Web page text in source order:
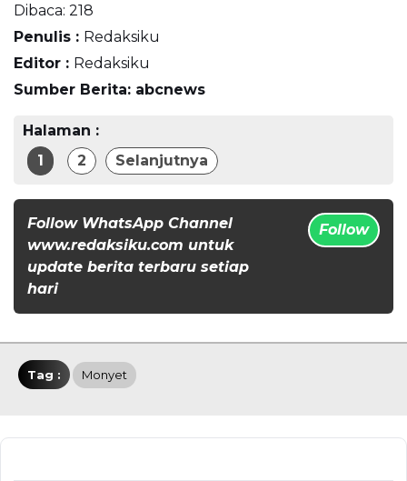
Dibaca: 218
Penulis : Redaksiku
Editor : Redaksiku
Sumber Berita: abcnews
Halaman :
1
2 Selanjutnya
Follow WhatsApp Channel
www.redaksiku.com untuk
update berita terbaru setiap
hari
Follow
Tag : Monyet